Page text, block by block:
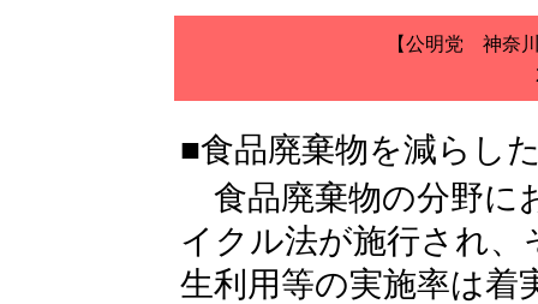
【公明党 神奈
■食品廃棄物を減らし
食品廃棄物の分野に
イクル法が施行され、
生利用等の実施率は着